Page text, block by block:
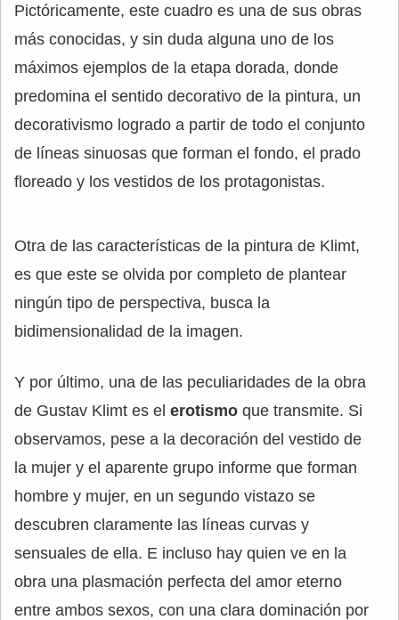
Pictóricamente, este cuadro es una de sus obras
más conocidas, y sin duda alguna uno de los
máximos ejemplos de la etapa dorada, donde
predomina el sentido decorativo de la pintura, un
decorativismo logrado a partir de todo el conjunto
de líneas sinuosas que forman el fondo, el prado
floreado y los vestidos de los protagonistas.
Otra de las características de la pintura de Klimt,
es que este se olvida por completo de plantear
ningún tipo de perspectiva, busca la
bidimensionalidad de la imagen.
Y por último, una de las peculiaridades de la obra
de Gustav Klimt es el erotismo que transmite. Si
observamos, pese a la decoración del vestido de
la mujer y el aparente grupo informe que forman
hombre y mujer, en un segundo vistazo se
descubren claramente las líneas curvas y
sensuales de ella. E incluso hay quien ve en la
obra una plasmación perfecta del amor eterno
entre ambos sexos, con una clara dominación por